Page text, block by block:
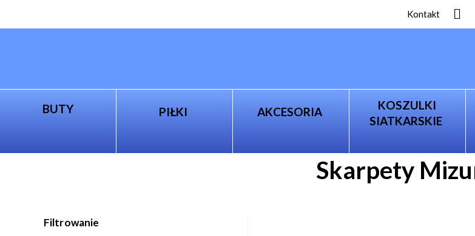
Kontakt
BUTY PIŁKI AKCESORIA
KOSZULKI
SIATKARSKIE
Skarpety
Filtrowanie